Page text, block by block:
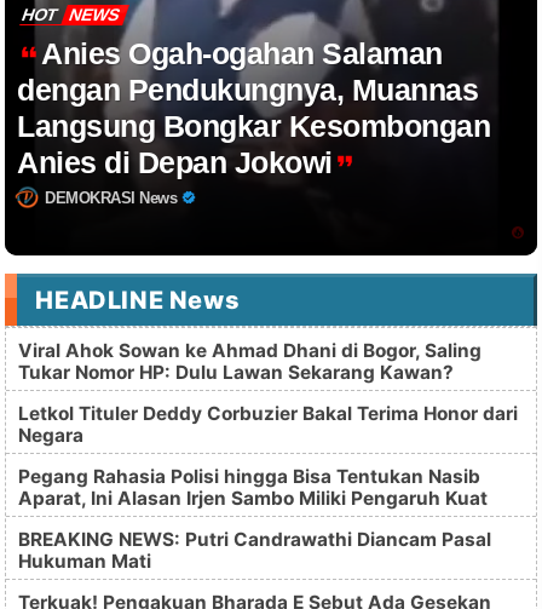
HOT NEWS
Anies Ogah-ogahan Salaman
dengan Pendukungnya, Muannas
Langsung Bongkar Kesombongan
Anies di Depan Jokowi
DEMOKRASI News
HEADLINE News
Viral Ahok Sowan ke Ahmad Dhani di Bogor, Saling
Tukar Nomor HP: Dulu Lawan Sekarang Kawan?
Letkol Tituler Deddy Corbuzier Bakal Terima Honor dari
Negara
Pegang Rahasia Polisi hingga Bisa Tentukan Nasib
Aparat, Ini Alasan Irjen Sambo Miliki Pengaruh Kuat
BREAKING NEWS: Putri Candrawathi Diancam Pasal
Hukuman Mati
Terkuak! Pengakuan Bharada E Sebut Ada Gesekan